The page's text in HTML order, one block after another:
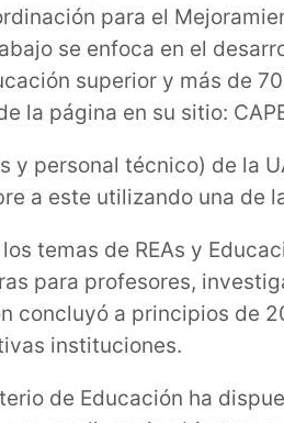
para el
se enfoca en el
superior y más de
la página en su sitio:
y personal técnico) de la
a este utilizando una de
temas de REAs y
para profesores,
concluyó a principios
instituciones.
de Educación ha